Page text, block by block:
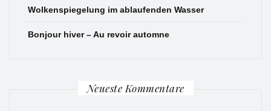
Wolkenspiegelung im ablaufenden Wasser
Bonjour hiver – Au revoir automne
Neueste Kommentare